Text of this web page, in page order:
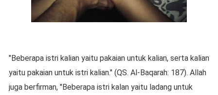
"Beberapa istri kalian yaitu pakaian untuk kalian, serta kalian
yaitu pakaian untuk istri kalian." (QS. Al-Baqarah: 187). Allah
juga berfirman, "Beberapa istri kalan yaitu ladang untuk